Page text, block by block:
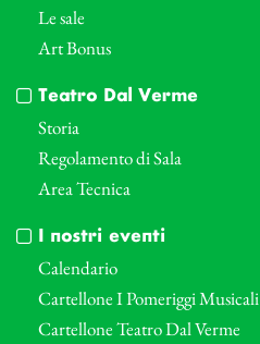
Le sale
Art Bonus
Teatro Dal Verme
Storia
Regolamento di Sala
Area Tecnica
I nostri eventi
Calendario
Cartellone I Pomeriggi Musicali
Cartellone Teatro Dal Verme